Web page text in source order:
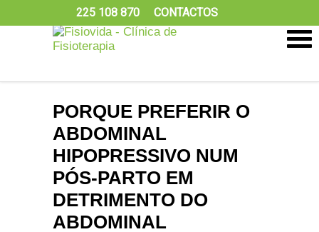
225 108 870 CONTACTOS
PORQUE PREFERIR O
ABDOMINAL
HIPOPRESSIVO NUM
PÓS-PARTO EM
DETRIMENTO DO
ABDOMINAL